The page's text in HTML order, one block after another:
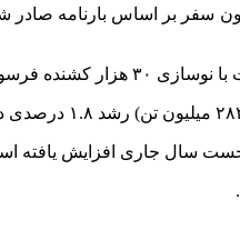
بر اساس